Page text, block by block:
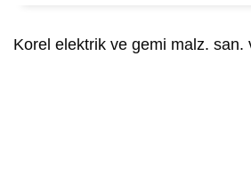
Korel elektrik ve gemi malz. san.